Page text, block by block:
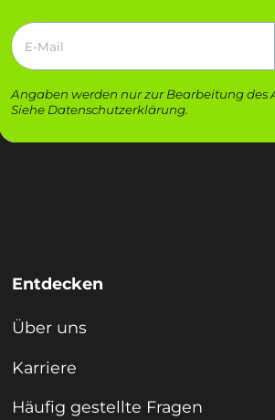
Angaben werden nur zur Bearbeitung des
Siehe Datenschutzerklärung.
Entdecken
Über uns
Karriere
Häufig gestellte Fragen